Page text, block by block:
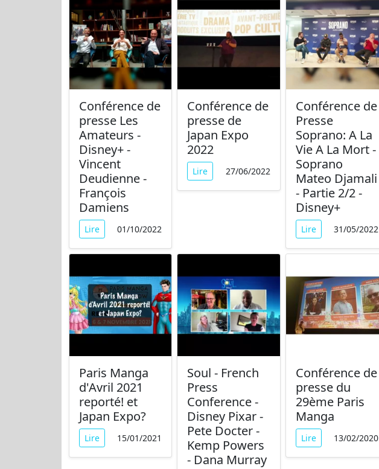
Conférence de
presse Les
Amateurs -
Disney+ -
Vincent
Deudienne -
François
Damiens
Lire 01/10/2022
Conférence de
presse de
Japan Expo
2022
Lire 27/06/2022
Conférence de
Presse
Soprano: A La
Vie A La Mort -
Soprano
Mateo Djamali
- Partie 2/2 -
Disney+
Lire 31/05/2022
Paris Manga
d'Avril 2021
reporté! et
Japan Expo?
Lire 15/01/2021
Soul - French
Press
Conference -
Disney Pixar -
Pete Docter -
Kemp Powers
- Dana Murray
Conférence de
presse du
29ème Paris
Manga
Lire 13/02/2020